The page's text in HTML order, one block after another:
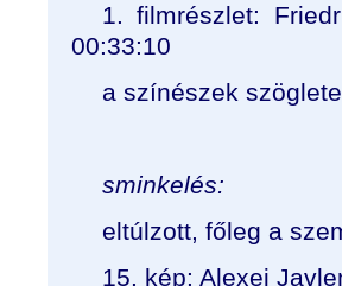
1. filmrészlet:
00:33:10
a színészek
sminkelés:
eltúlzott, főleg a
15. kép: Alexej